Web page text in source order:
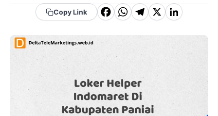
Copy Link
F
e
b
o
o
W
a
t
s
A
p
T
g
a
m
X Li
k
e